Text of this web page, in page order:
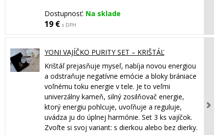
Dostupnosť: Na sklade
19 € s DPH
YONI VAJÍČKO PURITY SET – KRIŠTÁĽ
Krištáľ prejasňuje myseľ, nabíja novou energiou
a odstraňuje negatívne emócie a bloky brániace
voľnému toku energie v tele. Je to veľmi
univerzálny kameň, silný zosilňovač energie,
ktorý energiu pohlcuje, uvoľňuje a reguluje,
uvádza ju do úplnej harmónie. Set 3 ks vajíčok.
Zvoľte si svoj variant: s dierkou alebo bez dierky.